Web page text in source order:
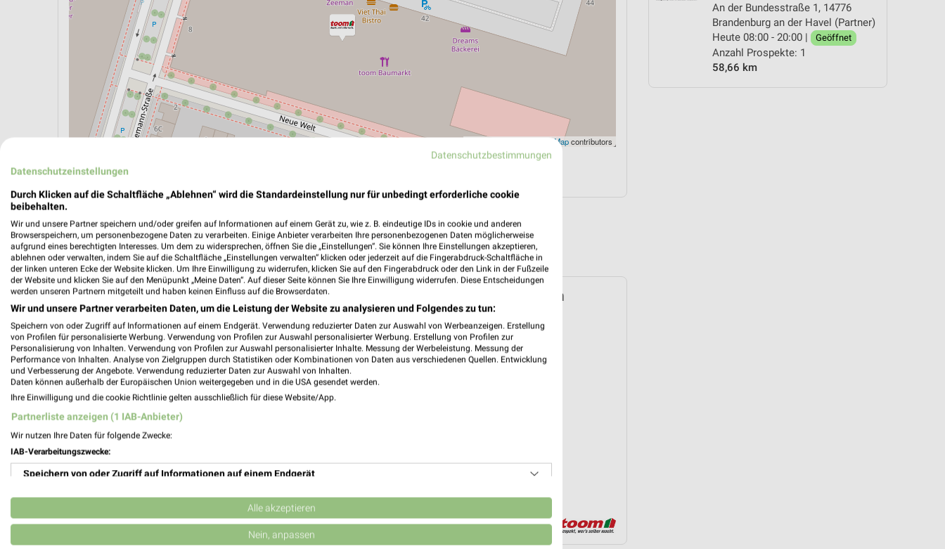
An der Bundesstraße 1, 14776
Brandenburg an der Havel (Partner)
Heute 08:00 - 20:00 |
Geöffnet
Anzahl Prospekte: 1
58,66 km
OpenStreetMapcontributors
ÖPNV ANZEIGEN
Aktuelle Angebote in dieser Filiale
Anzahl Prospekte: 1
Letztes Prospektupdate: vor 7 Tagen
toom Baumarkt Prospekt für Berlin ab Sa. den
01.08.
Gültig von 01. Aug. bis 07. Aug.
📅 Kalendereintrag erstellen
Datenschutzbestimmungen
Datenschutzeinstellungen
Durch Klicken auf die Schaltfläche „Ablehnen“ wird die Standardeinstellung nur für unbedingt erforderliche cookie
beibehalten.
Wir und unsere Partner speichern und/oder greifen auf Informationen auf einem Gerät zu, wie z. B. eindeutige IDs in cookie und anderen
Browserspeichern, um personenbezogene Daten zu verarbeiten. Einige Anbieter verarbeiten Ihre personenbezogenen Daten möglicherweise
aufgrund eines berechtigten Interesses. Um dem zu widersprechen, öffnen Sie die „Einstellungen“. Sie können Ihre Einstellungen akzeptieren,
ablehnen oder verwalten, indem Sie auf die Schaltfläche „Einstellungen verwalten“ klicken oder jederzeit auf die Fingerabdruck-Schaltfläche in
der linken unteren Ecke der Website klicken. Um Ihre Einwilligung zu widerrufen, klicken Sie auf den Fingerabdruck oder den Link in der Fußzeile
der Website und klicken Sie auf den Menüpunkt „Meine Daten“. Auf dieser Seite können Sie Ihre Einwilligung widerrufen. Diese Entscheidungen
werden unseren Partnern mitgeteilt und haben keinen Einfluss auf die Browserdaten.
Wir und unsere Partner verarbeiten Daten, um die Leistung der Website zu analysieren und Folgendes zu tun:
Speichern von oder Zugriff auf Informationen auf einem Endgerät. Verwendung reduzierter Daten zur Auswahl von Werbeanzeigen. Erstellung
von Profilen für personalisierte Werbung. Verwendung von Profilen zur Auswahl personalisierter Werbung. Erstellung von Profilen zur
Personalisierung von Inhalten. Verwendung von Profilen zur Auswahl personalisierter Inhalte. Messung der Werbeleistung. Messung der
Performance von Inhalten. Analyse von Zielgruppen durch Statistiken oder Kombinationen von Daten aus verschiedenen Quellen. Entwicklung
und Verbesserung der Angebote. Verwendung reduzierter Daten zur Auswahl von Inhalten.
Daten können außerhalb der Europäischen Union weitergegeben und in die USA gesendet werden.
Ihre Einwilligung und die cookie Richtlinie gelten ausschließlich für diese Website/App.
Partnerliste anzeigen (1 IAB-Anbieter)
Wir nutzen Ihre Daten für folgende Zwecke:
IAB-Verarbeitungszwecke:
Speichern von oder Zugriff auf Informationen auf einem Endgerät
Verwendung reduzierter Daten zur Auswahl von Werbeanzeigen
Erstellung von Profilen für personalisierte Werbung
Alle akzeptieren
Nein, anpassen